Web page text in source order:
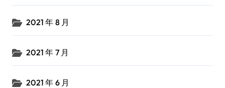
2021 年 8 月
2021 年 7 月
2021 年 6 月